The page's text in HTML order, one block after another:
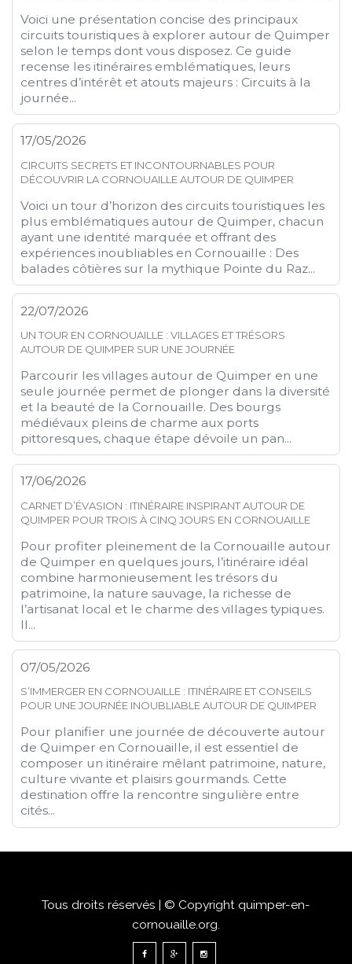
Voici une présentation concise des principaux
circuits touristiques à explorer autour de Quimper
selon le temps dont vous disposez. Ce guide
recense les itinéraires emblématiques, leurs
centres d’intérêt et atouts majeurs : Circuits à la
journée...
17/05/2026
CIRCUITS SECRETS ET INCONTOURNABLES POUR
DÉCOUVRIR LA CORNOUAILLE AUTOUR DE QUIMPER
Voici un tour d’horizon des circuits touristiques les
plus emblématiques autour de Quimper, chacun
ayant une identité marquée et offrant des
expériences inoubliables en Cornouaille : Des
balades côtières sur la mythique Pointe du Raz...
22/07/2026
UN TOUR EN CORNOUAILLE : VILLAGES ET TRÉSORS
AUTOUR DE QUIMPER SUR UNE JOURNÉE
Parcourir les villages autour de Quimper en une
seule journée permet de plonger dans la diversité
et la beauté de la Cornouaille. Des bourgs
médiévaux pleins de charme aux ports
pittoresques, chaque étape dévoile un pan...
17/06/2026
CARNET D’ÉVASION : ITINÉRAIRE INSPIRANT AUTOUR DE
QUIMPER POUR TROIS À CINQ JOURS EN CORNOUAILLE
Pour profiter pleinement de la Cornouaille autour
de Quimper en quelques jours, l’itinéraire idéal
combine harmonieusement les trésors du
patrimoine, la nature sauvage, la richesse de
l’artisanat local et le charme des villages typiques.
Il...
07/05/2026
S’IMMERGER EN CORNOUAILLE : ITINÉRAIRE ET CONSEILS
POUR UNE JOURNÉE INOUBLIABLE AUTOUR DE QUIMPER
Pour planifier une journée de découverte autour
de Quimper en Cornouaille, il est essentiel de
composer un itinéraire mêlant patrimoine, nature,
culture vivante et plaisirs gourmands. Cette
destination offre la rencontre singulière entre
cités...
Tous droits réservés | © Copyright quimper-en-
cornouaille.org.